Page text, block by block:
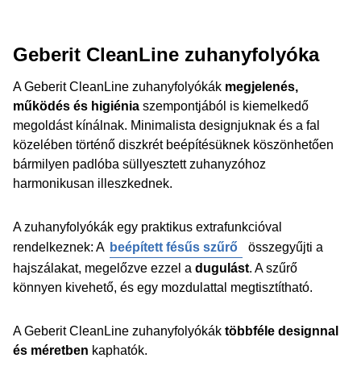
Geberit CleanLine zuhanyfolyóka
A Geberit CleanLine zuhanyfolyókák megjelenés,
működés és higiénia szempontjából is kiemelkedő
megoldást kínálnak. Minimalista designjuknak és a fal
közelében történő diszkrét beépítésüknek köszönhetően
bármilyen padlóba süllyesztett zuhanyzóhoz
harmonikusan illeszkednek.
A zuhanyfolyókák egy praktikus extrafunkcióval
rendelkeznek: A beépített fésűs szűrő
összegyűjti a
hajszálakat, megelőzve ezzel a dugulást. A szűrő
könnyen kivehető, és egy mozdulattal megtisztítható.
A Geberit CleanLine zuhanyfolyókák többféle designnal
és méretben kaphatók.